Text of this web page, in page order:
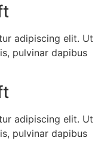
adipiscing elit. Ut
pulvinar dapibus
adipiscing elit. Ut
pulvinar dapibus